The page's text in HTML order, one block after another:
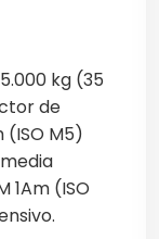
kg (35
de
(ISO M5)
1Am (ISO